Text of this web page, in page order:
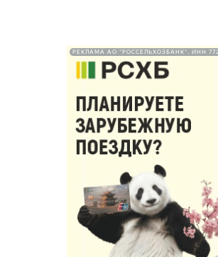
РЕКЛАМА АО "РОССЕЛЬХОЗБАНК". ИНН